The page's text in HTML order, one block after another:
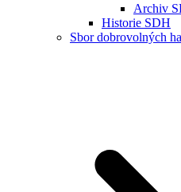
Archiv
Historie SDH
Sbor dobrovolných